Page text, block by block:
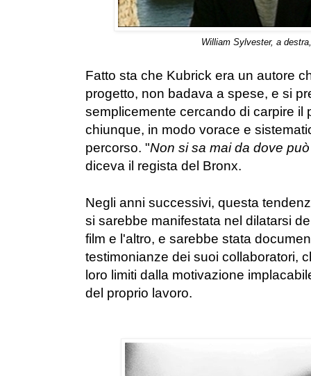
William Sylvester, a
Fatto sta che Kubrick era un autore
progetto, non badava a spese, e si
semplicemente cercando di carpire il
chiunque, in modo vorace e
percorso. "Non si sa mai da dove
diceva il regista del Bronx.
Negli anni successivi, questa
si sarebbe manifestata nel dilatarsi
film e l'altro, e sarebbe stata
testimonianze dei suoi collaboratori,
loro limiti dalla motivazione
del proprio lavoro.